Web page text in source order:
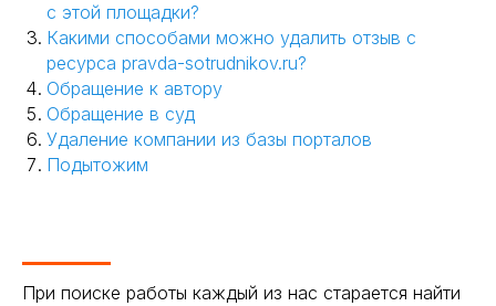
с этой площадки?
Какими способами можно удалить отзыв с
ресурса pravda-sotrudnikov.ru?
Обращение к автору
Обращение в суд
Удаление компании из базы порталов
Подытожим
При поиске работы каждый из нас старается найти